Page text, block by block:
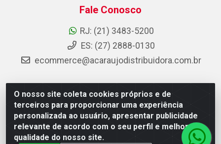
O nosso site coleta cookies próprios e de
terceiros para proporcionar uma experiência
personalizada ao usuário, apresentar publicidade
relevante de acordo com o seu perfil e melhorar a
qualidade do nosso site.
Fale Conosco
RJ: (21) 3483-5200
ES: (27) 2888-0130
ecommerce@acaraujodistribuidora.com.br
AC Araujo Distribuidora - Rua Carneiro de Campos, 42 -
São Cristóvão, Rio de Janeiro/RJ - CEP 20.920-410 -
CNPJ 08.744.753/0003-85